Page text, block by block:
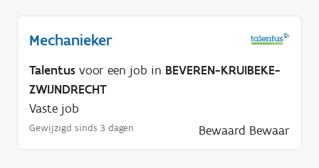
Mechanieker
Talentus voor een job in BEVEREN-KRUIBEKE-
ZWIJNDRECHT
Vaste job
Gewijzigd sinds 3 dagen Bewaard Bewaar